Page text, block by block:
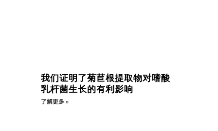
我们证明了菊苣根提取物对嗜酸
乳杆菌生长的有利影响
了解更多 »